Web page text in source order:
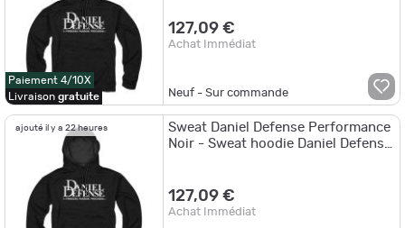
Paiement 4/10X
Livraison gratuite
127,09 €
Achat Immédiat
Neuf - Sur commande
ajouté il y a 22 heures
Sweat Daniel Defense Performance
Noir - Sweat hoodie Daniel Defense
127,09 €
Achat Immédiat